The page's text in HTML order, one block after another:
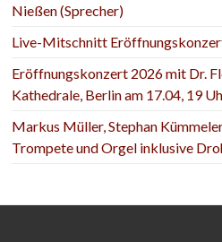
Nießen (Sprecher)
Live-Mitschnitt
Eröffnungskonzert 2026 mit Dr.
Kathedrale, Berlin am 17.04, 19
Markus Müller, Stephan
Trompete und Orgel inklusive